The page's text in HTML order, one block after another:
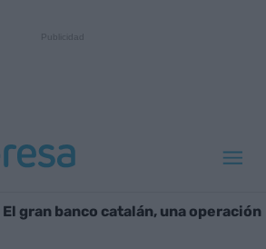
El gran banco catalán, una operación